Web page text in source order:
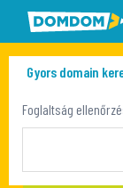
Gyors domain
Tömeges
Foglaltság